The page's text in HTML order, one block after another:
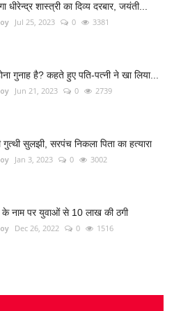
धीरेन्द्र शास्त्री का दिव्य दरबार, जयंती...
Jul 25, 2023 0 3381
गुनाह है? कहते हुए पति-पत्नी ने खा लिया...
Jun 21, 2023 0 2739
सुलझी, सरपंच निकला पिता का हत्यारा
Jan 3, 2023 0 3002
के नाम पर युवाओं से 10 लाख की ठगी
Dec 26, 2022 0 1516